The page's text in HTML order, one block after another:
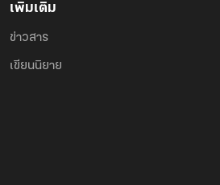
เพิ่มเติม
ข่าวสาร
เขียนนิยาย